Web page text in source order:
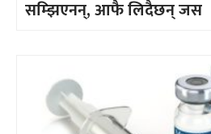
सम्झिएनन्, आफै लिदैछन् जस